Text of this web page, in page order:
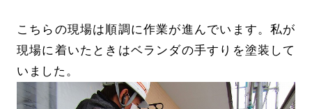
こちらの現場は順調に作業が進んでいます。私が
現場に着いたときはベランダの手すりを塗装して
いました。